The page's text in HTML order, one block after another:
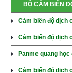
BỘ CẢM BIẾN
Cảm biến độ dịch
Cảm biến độ dịch
Panme quang
Cảm biến độ dịch